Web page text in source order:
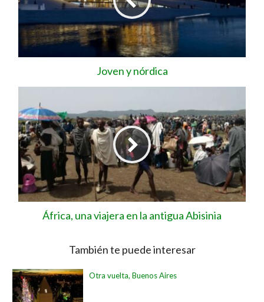
Joven y nórdica
África, una viajera en la antigua Abisinia
También te puede interesar
Otra vuelta, Buenos Aires